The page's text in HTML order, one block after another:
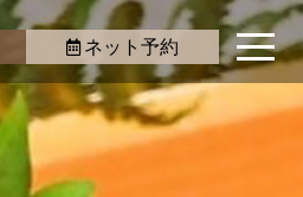
ネット予約